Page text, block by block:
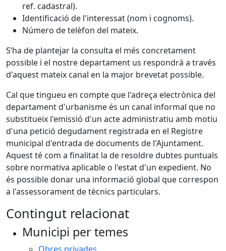
ref. cadastral).
Identificació de l'interessat (nom i cognoms).
Número de telèfon del mateix.
S’ha de plantejar la consulta el més concretament
possible i el nostre departament us respondrà a través
d'aquest mateix canal en la major brevetat possible.
Cal que tingueu en compte que l'adreça electrònica del
departament d'urbanisme és un canal informal que no
substitueix l'emissió d'un acte administratiu amb motiu
d'una petició degudament registrada en el Registre
municipal d'entrada de documents de l'Ajuntament.
Aquest té com a finalitat la de resoldre dubtes puntuals
sobre normativa aplicable o l'estat d'un expedient. No
és possible donar una informació global que correspon
a l'assessorament de tècnics particulars.
Contingut relacionat
Municipi per temes